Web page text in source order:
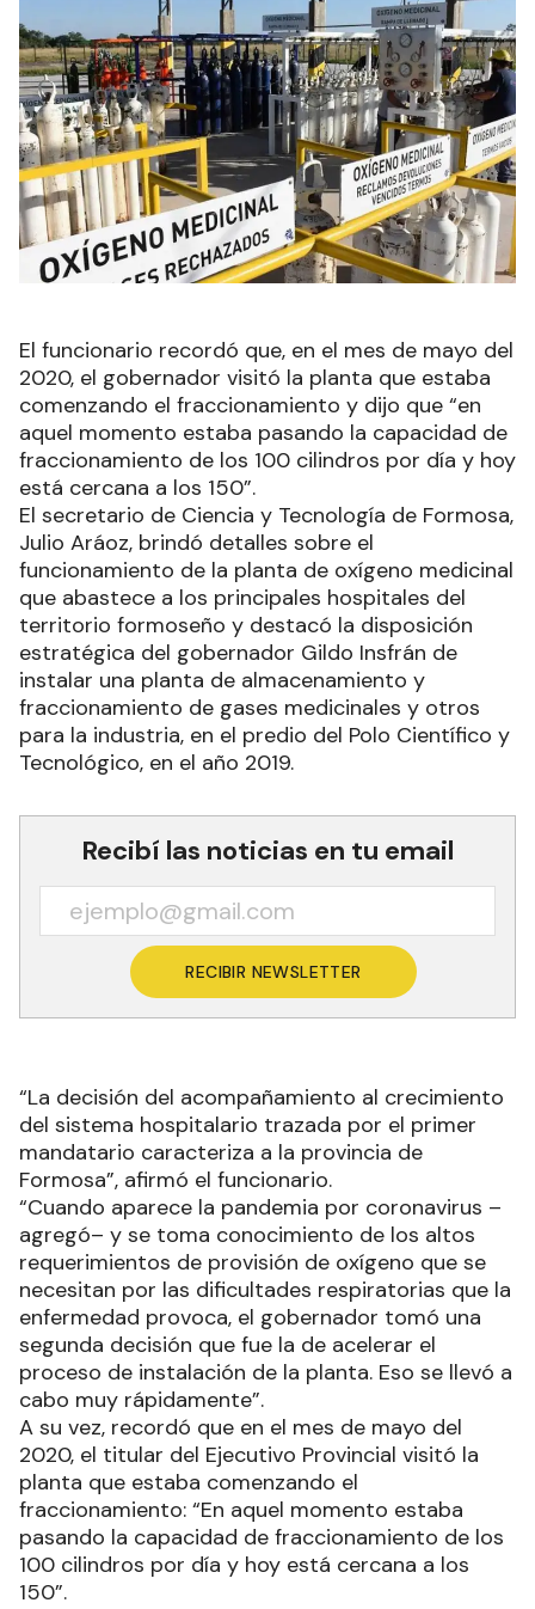
El funcionario recordó que, en el mes de mayo del
2020, el gobernador visitó la planta que estaba
comenzando el fraccionamiento y dijo que “en
aquel momento estaba pasando la capacidad de
fraccionamiento de los 100 cilindros por día y hoy
está cercana a los 150”.
El secretario de Ciencia y Tecnología de Formosa,
Julio Aráoz, brindó detalles sobre el
funcionamiento de la planta de oxígeno medicinal
que abastece a los principales hospitales del
territorio formoseño y destacó la disposición
estratégica del gobernador Gildo Insfrán de
instalar una planta de almacenamiento y
fraccionamiento de gases medicinales y otros
para la industria, en el predio del Polo Científico y
Tecnológico, en el año 2019.
Recibí las noticias en tu email
RECIBIR NEWSLETTER
“La decisión del acompañamiento al crecimiento
del sistema hospitalario trazada por el primer
mandatario caracteriza a la provincia de
Formosa”, afirmó el funcionario.
“Cuando aparece la pandemia por coronavirus –
agregó– y se toma conocimiento de los altos
requerimientos de provisión de oxígeno que se
necesitan por las dificultades respiratorias que la
enfermedad provoca, el gobernador tomó una
segunda decisión que fue la de acelerar el
proceso de instalación de la planta. Eso se llevó a
cabo muy rápidamente”.
A su vez, recordó que en el mes de mayo del
2020, el titular del Ejecutivo Provincial visitó la
planta que estaba comenzando el
fraccionamiento: “En aquel momento estaba
pasando la capacidad de fraccionamiento de los
100 cilindros por día y hoy está cercana a los
150”.